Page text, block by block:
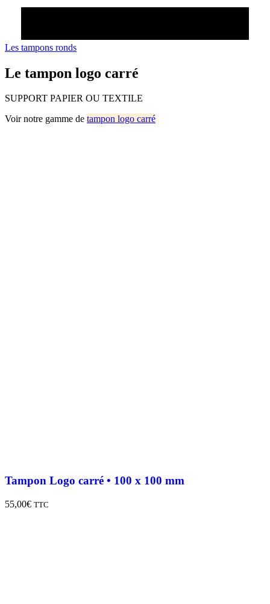
Les tampons ronds
Le tampon logo carré
SUPPORT PAPIER OU TEXTILE
Voir notre gamme de tampon logo carré
Tampon Logo carré • 100 x 100 mm
55,00€ TTC